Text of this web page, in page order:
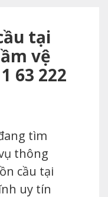
tại
vệ
63 222
tìm
thông
cầu tại
uy tín